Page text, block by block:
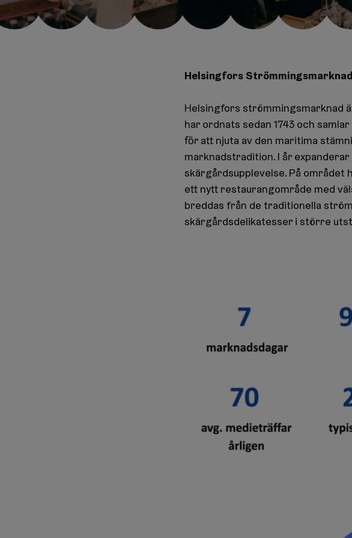
Helsingfors
Helsingfors strömmingsmarknad
har ordnats sedan 1743 och
för att njuta av den maritima
marknadstradition. I år
skärgårdsupplevelse. På
ett nytt restaurangområde med
breddas från de traditionella
skärgårdsdelikatesser i större